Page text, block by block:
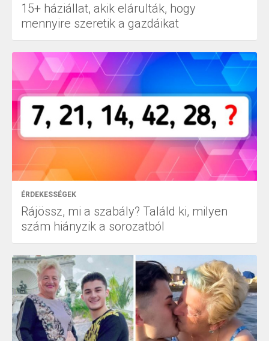
15+ háziállat, akik elárulták, hogy
mennyire szeretik a gazdáikat
ÉRDEKESSÉGEK
Rájössz, mi a szabály? Találd ki, milyen
szám hiányzik a sorozatból